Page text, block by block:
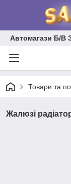
Автомагази Б/В
Товари та
Жалюзі